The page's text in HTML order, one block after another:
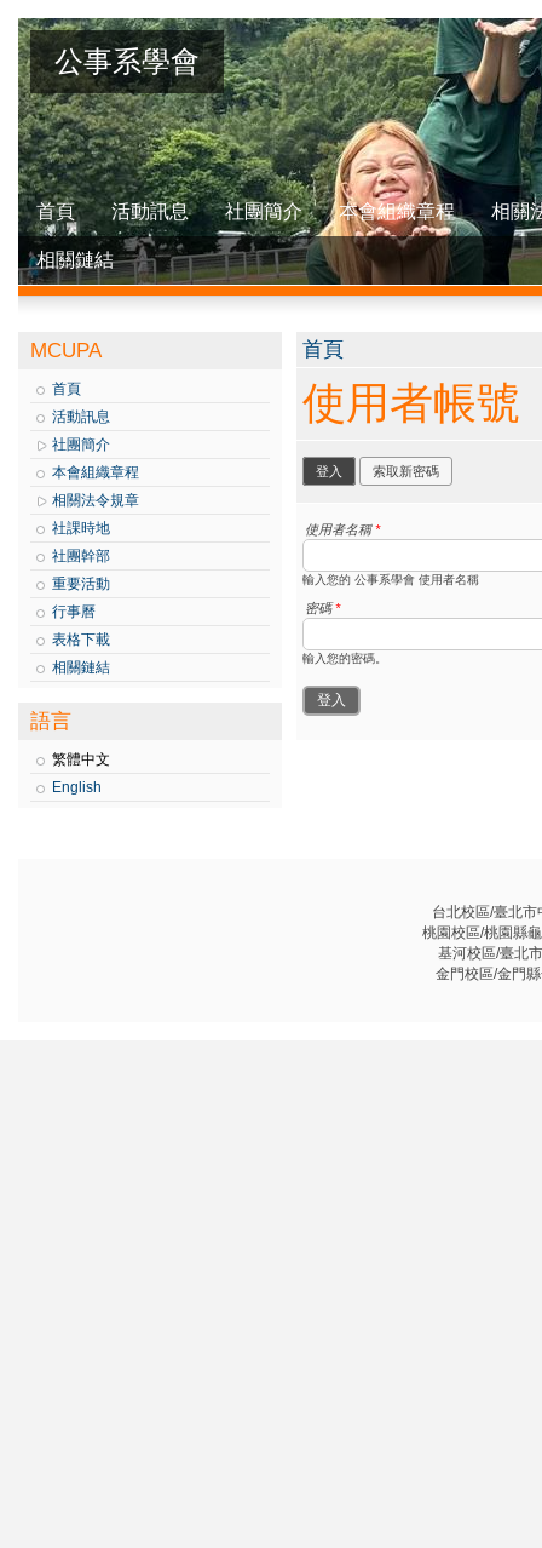
公事系學會
首頁 活動訊息 社團簡介 本會組織章程 相關
相關鏈結
MCUPA
首頁
活動訊息
社團簡介
本會組織章程
相關法令規章
社課時地
社團幹部
重要活動
行事曆
表格下載
相關鏈結
語言
繁體中文
English
您在這裡
首頁
使用者帳號
主要索引標籤
登入 (作用中頁籤)
索取新密碼
使用者名稱*
輸入您的 公事系學會 使用者名稱
密碼*
輸入您的密碼。
台北校區/臺北
桃園校區/桃園縣
基河校區/臺北
金門校區/金門